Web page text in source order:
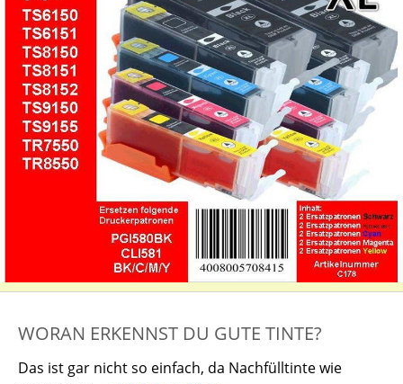
WORAN ERKENNST DU GUTE TINTE?
Das ist gar nicht so einfach, da Nachfülltinte wie